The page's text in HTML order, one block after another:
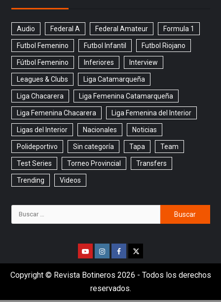
Audio Federal A Federal Amateur Formula 1
Futbol Femenino Futbol Infantil Futbol Riojano
Fútbol Femenino Inferiores Interview
Leagues & Clubs Liga Catamarqueña
Liga Chacarera Liga Femenina Catamarqueña
Liga Femenina Chacarera Liga Femenina del Interior
Ligas del Interior Nacionales Noticias
Polideportivo Sin categoría Tapa Team
Test Series Torneo Provincial Transfers
Trending Videos
Copyright © Revista Botineros 2026 - Todos los derechos
reservados.